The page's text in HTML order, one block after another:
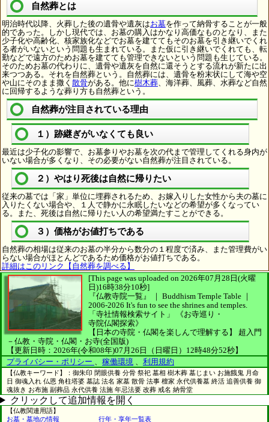
自然葬とは
明治時代以降、火葬した後の遺骨や遺灰はお墓を作って納骨することが一般
的であった。しかし現代では、お墓の購入はかなり高価なものとなり、また
少子化や高齢化、核家族化などでお墓を建ててもそのお墓を引き継いでくれ
る者がいないという問題も生まれている。また仮に引き継いでくれても、転
勤などで遠方のためお墓を建てても管理できないという問題も生じている。
そのためお墓の代わりに、遺骨や遺灰を自然に還そうとする流れが新たに出
来つつある。それを自然葬という。自然葬には、遺骨を粉末状にして海や空
や山にそのまま撒く 散骨がある。他に樹木葬 、海洋葬、風葬、水葬など自然
に回帰するような葬り方も自然葬という。
自然葬が注目されている理由
１）跡継ぎがいなくても良い
最近は少子化の影響で、お墓参りやお墓を次の代まで管理してくれる身内が
いない場合が多くなり、その必要がない自然葬が注目されている。
２）やはり死後は自然に帰りたい
従来の墓では「家」単位に埋葬されるため、お嫁入りした女性から夫の墓に
入りたくない場合や、１人で静かに永眠したいなどの希望が多くなってい
る。また、死後は自然に帰りたい人の希望満たすことができる。
３）価格がお値打ちである
自然葬の相場は従来のお墓の半分から数分の１程度で済み、また管理費がい
らない場合がほとんどであるため価格がお値打ちである。
詳細はこのリンク【自然葬を調べる】
[This page was uploaded on 2026年07月28日(火曜
日)16時38分10秒]
『仏教寺院一覧』 ｜ Buddhism Temple Table ｜
2006-2026 It's fun to see the shrines and temples.
「寺社情報検索サイト」
《お寺巡り・
寺院仏閣探索》
【日本の寺院・仏閣を楽しんで理解する】
超入門
－仏教・寺院・仏閣・お寺(全国版)
【更新日時：2026年(令和08年)07月26日（日曜日）12時48分52秒】
プライバシー・ポリシー
稼働環境 利用規約
【仏教キーワード】：御朱印 閉眼供養 分骨 祭祀 墓相 樹木葬 墓じまい お施餓鬼 月命
日 御魂入れ 仏恩 角柱塔婆 墓誌 法名 家墓 散骨 法事 檀家 永代供養墓 終活 追善供養 御
魂抜き お布施 副葬品 永代供養 法施 年忌法要 改葬 戒名 納骨堂
クリックして追加情報を開く
【仏教関連用語】
お墓・墓地の情報
行年・享年一覧表